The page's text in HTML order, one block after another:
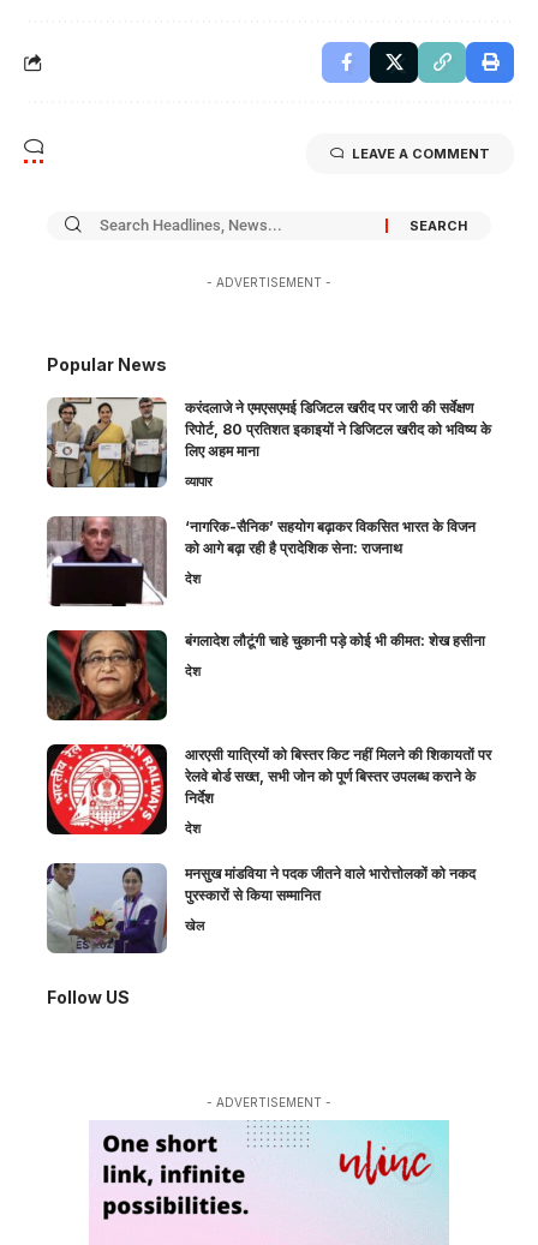
LEAVE A COMMENT
- ADVERTISEMENT -
Popular News
करंदलाजे ने एमएसएमई डिजिटल खरीद पर जारी की सर्वेक्षण
रिपोर्ट, 80 प्रतिशत इकाइयों ने डिजिटल खरीद को भविष्य के
लिए अहम माना
व्यापार
‘नागरिक-सैनिक’ सहयोग बढ़ाकर विकसित भारत के विजन
को आगे बढ़ा रही है प्रादेशिक सेना: राजनाथ
देश
बंगलादेश लौटूंगी चाहे चुकानी पड़े कोई भी कीमत: शेख हसीना
देश
आरएसी यात्रियों को बिस्तर किट नहीं मिलने की शिकायतों पर
रेलवे बोर्ड सख्त, सभी जोन को पूर्ण बिस्तर उपलब्ध कराने के
निर्देश
देश
मनसुख मांडविया ने पदक जीतने वाले भारोत्तोलकों को नकद
पुरस्कारों से किया सम्मानित
खेल
Follow US
- ADVERTISEMENT -